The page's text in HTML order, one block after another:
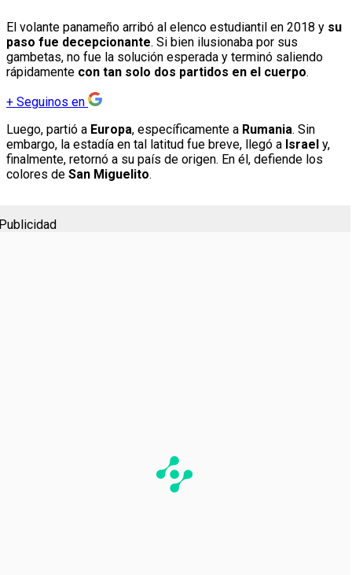
El volante panameño arribó al elenco estudiantil en 2018 y su
paso fue decepcionante. Si bien ilusionaba por sus
gambetas, no fue la solución esperada y terminó saliendo
rápidamente con tan solo dos partidos en el cuerpo.
+ Seguinos en
Luego, partió a Europa, específicamente a Rumania. Sin
embargo, la estadía en tal latitud fue breve, llegó a Israel y,
finalmente, retornó a su país de origen. En él, defiende los
colores de San Miguelito.